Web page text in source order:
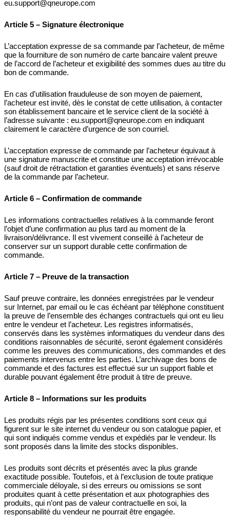
eu.support@qneurope.com
Article 5 – Signature électronique
L’acceptation expresse de sa commande par l’acheteur, de même
que la fourniture de son numéro de carte bancaire valent preuve
de l’accord de l’acheteur et exigibilité des sommes dues au titre du
bon de commande.
En cas d’utilisation frauduleuse de son moyen de paiement,
l’acheteur est invité, dès le constat de cette utilisation, à contacter
son établissement bancaire et le service client de la société à
l’adresse suivante : eu.support@qneurope.com en indiquant
clairement le caractère d’urgence de son courriel.
L’acceptation expresse de commande par l’acheteur équivaut à
une signature manuscrite et constitue une acceptation irrévocable
(sauf droit de rétractation et garanties éventuels) et sans réserve
de la commande par l’acheteur.
Article 6 – Confirmation de commande
Les informations contractuelles relatives à la commande feront
l’objet d’une confirmation au plus tard au moment de la
livraison/délivrance. Il est vivement conseillé à l’acheteur de
conserver sur un support durable cette confirmation de
commande.
Article 7 – Preuve de la transaction
Sauf preuve contraire, les données enregistrées par le vendeur
sur Internet, par email ou le cas échéant par téléphone constituent
la preuve de l’ensemble des échanges contractuels qui ont eu lieu
entre le vendeur et l’acheteur. Les registres informatisés,
conservés dans les systèmes informatiques du vendeur dans des
conditions raisonnables de sécurité, seront également considérés
comme les preuves des communications, des commandes et des
paiements intervenus entre les parties. L’archivage des bons de
commande et des factures est effectué sur un support fiable et
durable pouvant également être produit à titre de preuve.
Article 8 – Informations sur les produits
Les produits régis par les présentes conditions sont ceux qui
figurent sur le site internet du vendeur ou son catalogue papier, et
qui sont indiqués comme vendus et expédiés par le vendeur. Ils
sont proposés dans la limite des stocks disponibles.
Les produits sont décrits et présentés avec la plus grande
exactitude possible. Toutefois, et à l’exclusion de toute pratique
commerciale déloyale, si des erreurs ou omissions se sont
produites quant à cette présentation et aux photographies des
produits, qui n’ont pas de valeur contractuelle en soi, la
responsabilité du vendeur ne pourrait être engagée.